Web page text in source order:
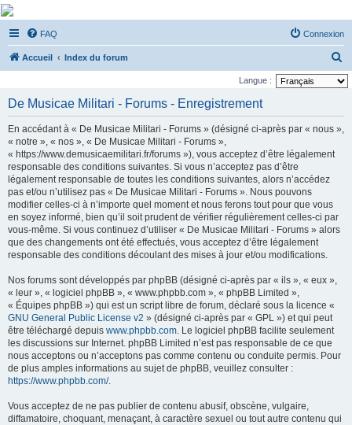
De Musicae Militari -
Forums
Forums de discussions
FAQ Connexion
Accueil Index du forum
e
e
Langue :
De Musicae Militari - Forums - Enregistrement
En accédant à « De Musicae Militari - Forums » (désigné ci-après par « nous »,
« notre », « nos », « De Musicae Militari - Forums »,
« https://www.demusicaemilitari.fr/forums »), vous acceptez d’être légalement
responsable des conditions suivantes. Si vous n’acceptez pas d’être
légalement responsable de toutes les conditions suivantes, alors n’accédez
pas et/ou n’utilisez pas « De Musicae Militari - Forums ». Nous pouvons
modifier celles-ci à n’importe quel moment et nous ferons tout pour que vous
en soyez informé, bien qu’il soit prudent de vérifier régulièrement celles-ci par
vous-même. Si vous continuez d’utiliser « De Musicae Militari - Forums » alors
que des changements ont été effectués, vous acceptez d’être légalement
responsable des conditions découlant des mises à jour et/ou modifications.
Nos forums sont développés par phpBB (désigné ci-après par « ils », « eux »,
« leur », « logiciel phpBB », « www.phpbb.com », « phpBB Limited »,
« Équipes phpBB ») qui est un script libre de forum, déclaré sous la licence «
GNU General Public License v2 » (désigné ci-après par « GPL ») et qui peut
être téléchargé depuis www.phpbb.com. Le logiciel phpBB facilite seulement
les discussions sur Internet. phpBB Limited n’est pas responsable de ce que
nous acceptons ou n’acceptons pas comme contenu ou conduite permis. Pour
de plus amples informations au sujet de phpBB, veuillez consulter :
https://www.phpbb.com/.
Vous acceptez de ne pas publier de contenu abusif, obscène, vulgaire,
diffamatoire, choquant, menaçant, à caractère sexuel ou tout autre contenu qui